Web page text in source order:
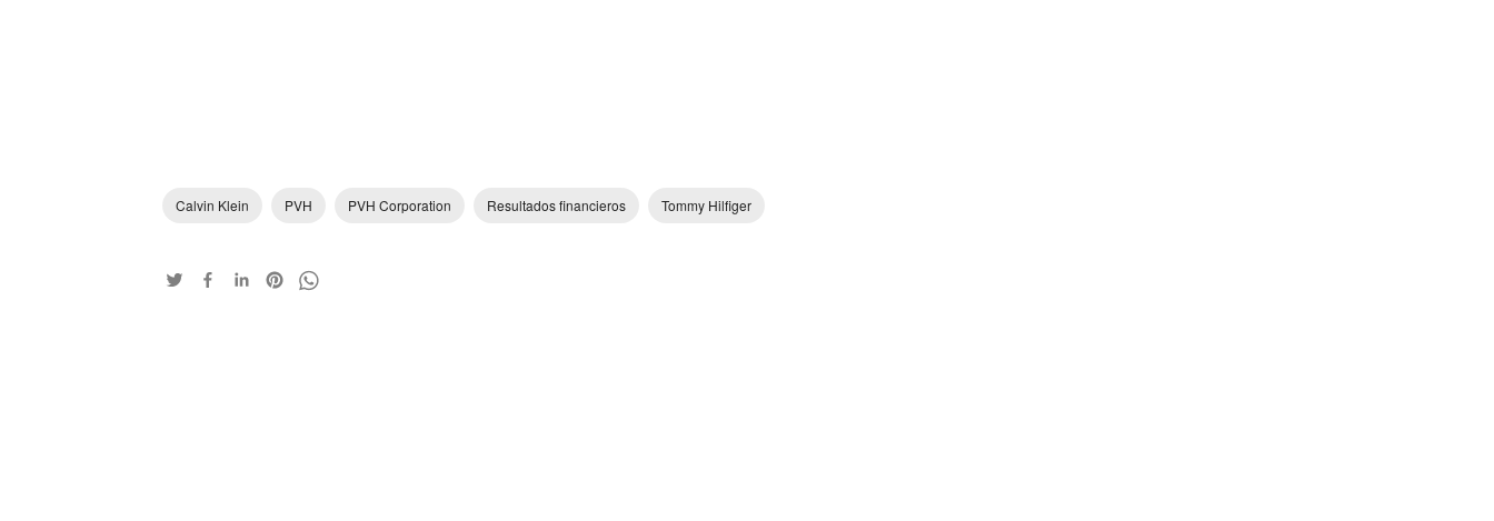
Calvin Klein PVH PVH Corporation Resultados financieros Tommy Hilfiger